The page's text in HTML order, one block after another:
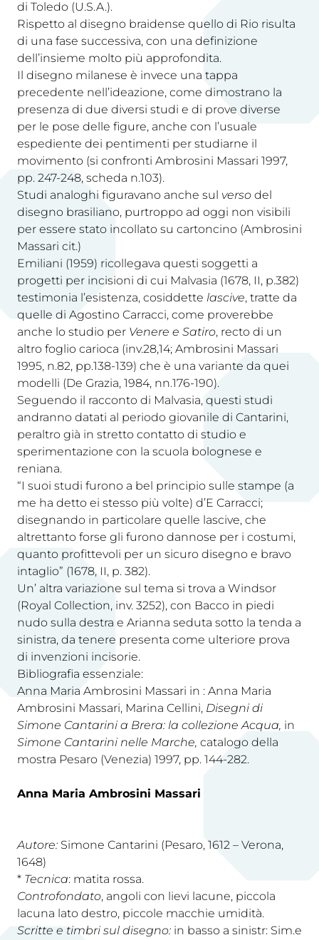
di Toledo (U.S.A.).
Rispetto al disegno braidense quello di Rio risulta
di una fase successiva, con una definizione
dell’insieme molto più approfondita.
Il disegno milanese è invece una tappa
precedente nell’ideazione, come dimostrano la
presenza di due diversi studi e di prove diverse
per le pose delle figure, anche con l’usuale
espediente dei pentimenti per studiarne il
movimento (si confronti Ambrosini Massari 1997,
pp. 247-248, scheda n.103).
Studi analoghi figuravano anche sul verso del
disegno brasiliano, purtroppo ad oggi non visibili
per essere stato incollato su cartoncino (Ambrosini
Massari cit.)
Emiliani (1959) ricollegava questi soggetti a
progetti per incisioni di cui Malvasia (1678, II, p.382)
testimonia l’esistenza, cosiddette lascive, tratte da
quelle di Agostino Carracci, come proverebbe
anche lo studio per Venere e Satiro, recto di un
altro foglio carioca (inv.28,14; Ambrosini Massari
1995, n.82, pp.138-139) che è una variante da quei
modelli (De Grazia, 1984, nn.176-190).
Seguendo il racconto di Malvasia, questi studi
andranno datati al periodo giovanile di Cantarini,
peraltro già in stretto contatto di studio e
sperimentazione con la scuola bolognese e
reniana.
“I suoi studi furono a bel principio sulle stampe (a
me ha detto ei stesso più volte) d’E Carracci;
disegnando in particolare quelle lascive, che
altrettanto forse gli furono dannose per i costumi,
quanto profittevoli per un sicuro disegno e bravo
intaglio” (1678, II, p. 382).
Un’ altra variazione sul tema si trova a Windsor
(Royal Collection, inv. 3252), con Bacco in piedi
nudo sulla destra e Arianna seduta sotto la tenda a
sinistra, da tenere presenta come ulteriore prova
di invenzioni incisorie.
Bibliografia essenziale:
Anna Maria Ambrosini Massari in : Anna Maria
Ambrosini Massari, Marina Cellini, Disegni di
Simone Cantarini a Brera: la collezione Acqua, in
Simone Cantarini nelle Marche, catalogo della
mostra Pesaro (Venezia) 1997, pp. 144-282.
Anna Maria Ambrosini Massari
Autore: Simone Cantarini (Pesaro, 1612 – Verona,
1648)
* Tecnica: matita rossa.
Controfondato, angoli con lievi lacune, piccola
lacuna lato destro, piccole macchie umidità.
Scritte e timbri sul disegno: in basso a sinistr: Sim.e